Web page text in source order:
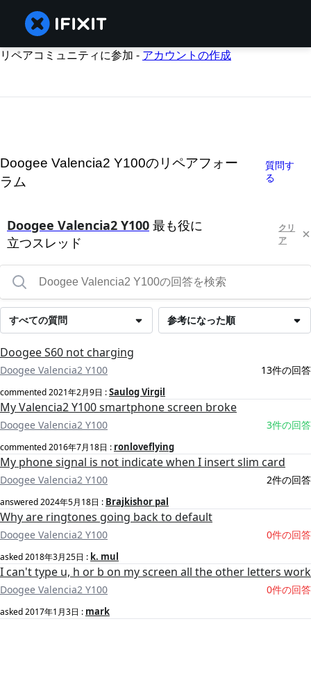
リペアコミュニティに参加 - アカウントの作成
Doogee Valencia2 Y100のリペアフォー
ラム
質問す
る
Doogee Valencia2 Y100 最も役に
立つスレッド
クリ
ア
参考になった順
すべての質問
Doogee S60 not charging
Doogee Valencia2 Y100 13件の回答
commented2021年2月9日 :Saulog Virgil
My Valencia2 Y100 smartphone screen broke
Doogee Valencia2 Y100 3件の回答
commented2016年7月18日 : ronloveflying
My phone signal is not indicate when I insert slim card
Doogee Valencia2 Y100 2件の回答
answered2024年5月18日 : Brajkishor pal
Why are ringtones going back to default
Doogee Valencia2 Y100 0件の回答
asked2018年3月25日 : k. mul
I can't type u, h or b on my screen all the other letters work
Doogee Valencia2 Y100 0件の回答
asked2017年1月3日 : mark